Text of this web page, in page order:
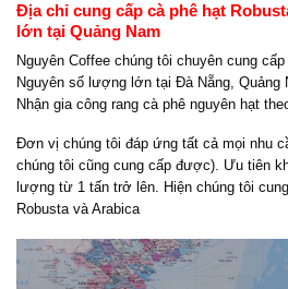
Địa chỉ cung cấp cà phê hạt
lớn tại Quảng Nam
Nguyên Coffee chúng tôi chuyên cung
Nguyên số lượng lớn tại Đà Nẵng, Quảng
Nhận gia công rang cà phê nguyên hạt
Đơn vị chúng tôi đáp ứng tất cả mọi nhu
chúng tôi cũng cung cấp được). Ưu tiên
lượng từ 1 tấn trở lên. Hiện chúng tôi
Robusta và Arabica